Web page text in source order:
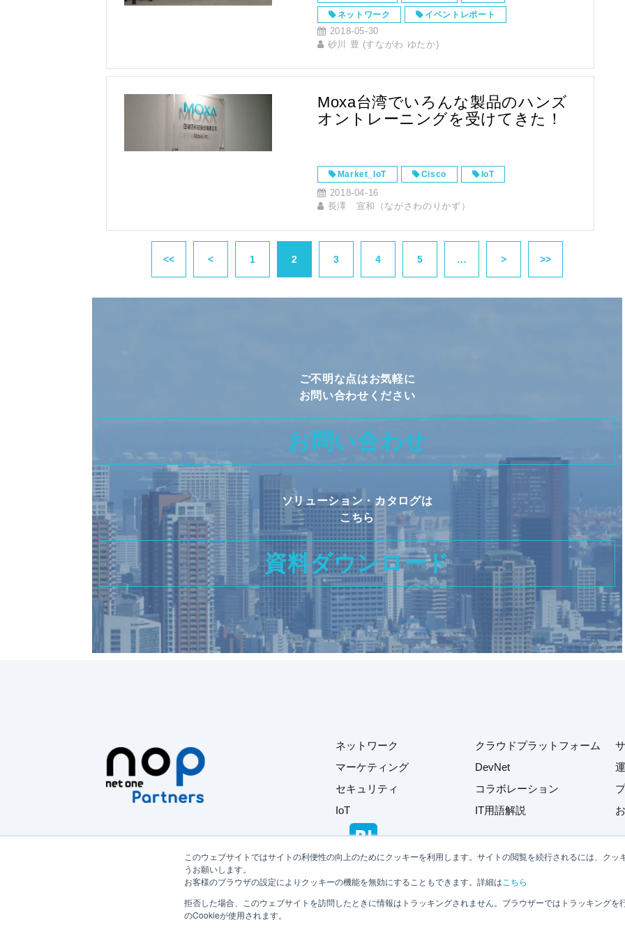
このウェブサイトではサイトの利便性の向上のためにクッキーを利用します。サイトの閲覧を続行されるには、クッ
うお願いします。
お客様のブラウザの設定によりクッキーの機能を無効にすることもできます。詳細は こちら
拒否した場合、このウェブサイトを訪問したときに情報はトラッキングされません。ブラウザーではトラッキングを
のCookieが使用されます。
ネットワーク イベントレポート
2018-05-30
砂川 豊 (すながわ ゆたか)
Moxa台湾でいろんな製品のハンズ
オントレーニングを受けてきた！
Market_IoT Cisco IoT
2018-04-16
長澤 宣和（ながさわのりかず）
<< < 1 2 3 4 5 … > >>
ご不明な点はお気軽に
お問い合わせください
お問い合わせ
ソリューション・カタログは
こちら
資料ダウンロード
ネットワーク
マーケティング
セキュリティ
IoT
クラウドプラットフォーム
DevNet
コラボレーション
IT用語解説